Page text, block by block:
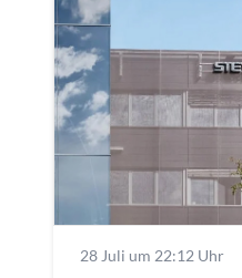
28 Juli um 22:12 Uhr